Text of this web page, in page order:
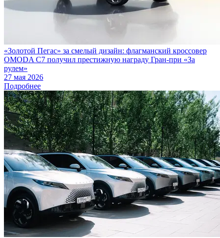
«Золотой Пегас» за смелый дизайн: флагманский кроссовер
OMODA C7 получил престижную награду Гран-при «За
рулем»
27 мая 2026
Подробнее